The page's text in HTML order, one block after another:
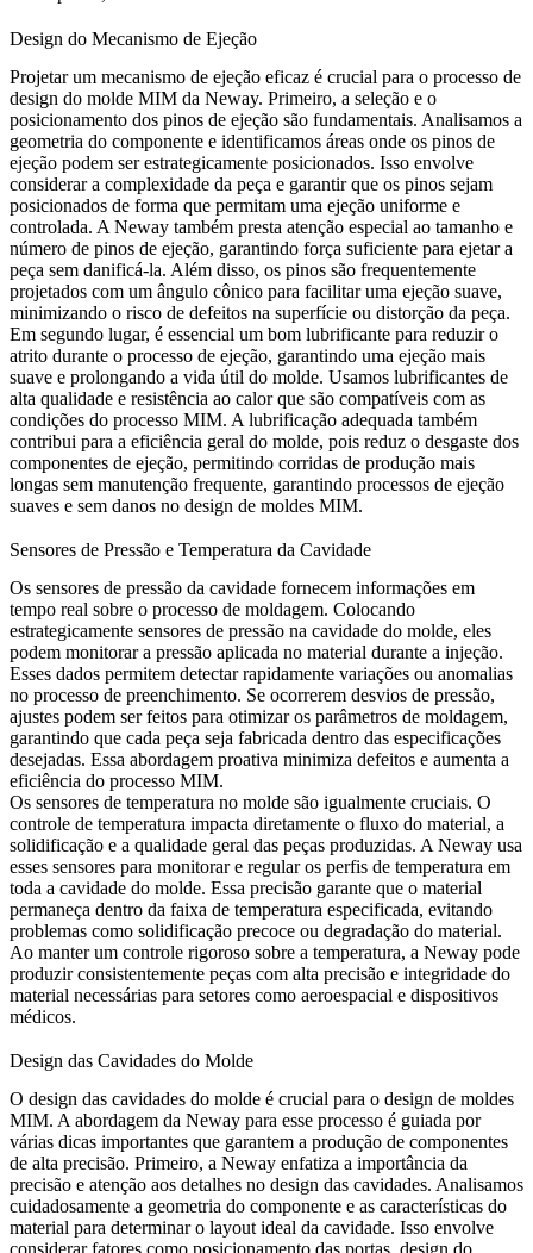
Design do Mecanismo de Ejeção
Projetar um mecanismo de ejeção eficaz é crucial para o processo de
design do molde MIM da Neway. Primeiro, a seleção e o
posicionamento dos pinos de ejeção são fundamentais. Analisamos a
geometria do componente e identificamos áreas onde os pinos de
ejeção podem ser estrategicamente posicionados. Isso envolve
considerar a complexidade da peça e garantir que os pinos sejam
posicionados de forma que permitam uma ejeção uniforme e
controlada. A Neway também presta atenção especial ao tamanho e
número de pinos de ejeção, garantindo força suficiente para ejetar a
peça sem danificá-la. Além disso, os pinos são frequentemente
projetados com um ângulo cônico para facilitar uma ejeção suave,
minimizando o risco de defeitos na superfície ou distorção da peça.
Em segundo lugar, é essencial um bom lubrificante para reduzir o
atrito durante o processo de ejeção, garantindo uma ejeção mais
suave e prolongando a vida útil do molde. Usamos lubrificantes de
alta qualidade e resistência ao calor que são compatíveis com as
condições do processo MIM. A lubrificação adequada também
contribui para a eficiência geral do molde, pois reduz o desgaste dos
componentes de ejeção, permitindo corridas de produção mais
longas sem manutenção frequente, garantindo processos de ejeção
suaves e sem danos no design de moldes MIM.
Sensores de Pressão e Temperatura da Cavidade
Os sensores de pressão da cavidade fornecem informações em
tempo real sobre o processo de moldagem. Colocando
estrategicamente sensores de pressão na cavidade do molde, eles
podem monitorar a pressão aplicada no material durante a injeção.
Esses dados permitem detectar rapidamente variações ou anomalias
no processo de preenchimento. Se ocorrerem desvios de pressão,
ajustes podem ser feitos para otimizar os parâmetros de moldagem,
garantindo que cada peça seja fabricada dentro das especificações
desejadas. Essa abordagem proativa minimiza defeitos e aumenta a
eficiência do processo MIM.
Os sensores de temperatura no molde são igualmente cruciais. O
controle de temperatura impacta diretamente o fluxo do material, a
solidificação e a qualidade geral das peças produzidas. A Neway usa
esses sensores para monitorar e regular os perfis de temperatura em
toda a cavidade do molde. Essa precisão garante que o material
permaneça dentro da faixa de temperatura especificada, evitando
problemas como solidificação precoce ou degradação do material.
Ao manter um controle rigoroso sobre a temperatura, a Neway pode
produzir consistentemente peças com alta precisão e integridade do
material necessárias para setores como aeroespacial e dispositivos
médicos.
Design das Cavidades do Molde
O design das cavidades do molde é crucial para o design de moldes
MIM. A abordagem da Neway para esse processo é guiada por
várias dicas importantes que garantem a produção de componentes
de alta precisão. Primeiro, a Neway enfatiza a importância da
precisão e atenção aos detalhes no design das cavidades. Analisamos
cuidadosamente a geometria do componente e as características do
material para determinar o layout ideal da cavidade. Isso envolve
considerar fatores como posicionamento das portas, design do